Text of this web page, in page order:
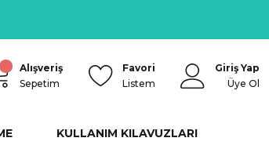
Alışveriş
Sepetim
Favori
Listem
Giriş Yap
Üye Ol
KULLANIM KILAVUZLARI